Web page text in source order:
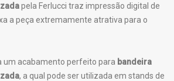
pela Ferlucci traz impressão digital de
a peça extremamente atrativa para o
um acabamento perfeito para bandeira
, a qual pode ser utilizada em stands de